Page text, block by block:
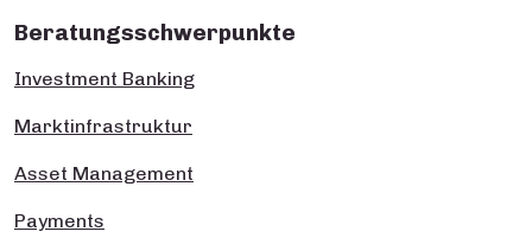
Beratungsschwerpunkte
Investment Banking
Marktinfrastruktur
Asset Management
Payments